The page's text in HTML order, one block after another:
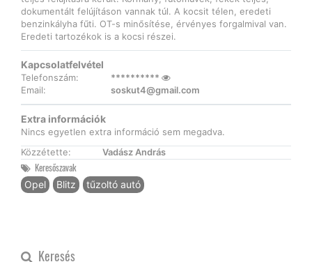
dokumentált felújításon vannak túl. A kocsit télen, eredeti
benzinkályha fűti. OT-s minősítése, érvényes forgalmival van.
Eredeti tartozékok is a kocsi részei.
Kapcsolatfelvétel
Telefonszám:
**********
Email:
soskut4@gmail.com
Extra információk
Nincs egyetlen extra információ sem megadva.
Közzétette:
Vadász András
Keresőszavak
Opel Blitz tűzoltó autó
Keresés